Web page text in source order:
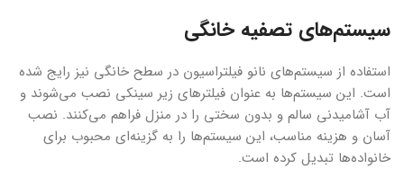
سیستم‌های تصفیه خانگی
استفاده از سیستم‌های نانو فیلتراسیون در سطح خانگی نیز رایج شده
است. این سیستم‌ها به عنوان فیلترهای زیر سینکی نصب می‌شوند و
آب آشامیدنی سالم و بدون سختی را در منزل فراهم می‌کنند. نصب
آسان و هزینه مناسب، این سیستم‌ها را به گزینه‌ای محبوب برای
خانواده‌ها تبدیل کرده است.